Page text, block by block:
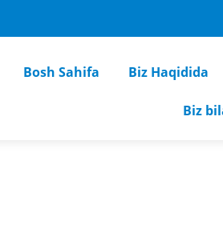
Bosh Sahifa Biz Haqidida
Biz